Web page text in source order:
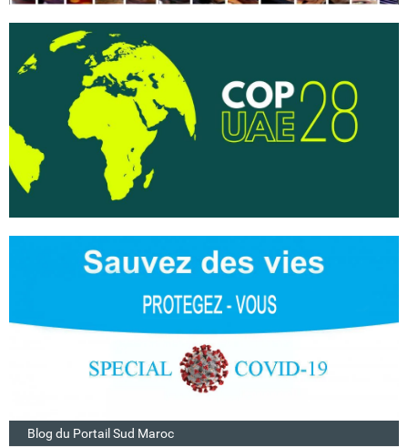
Blog du Portail Sud Maroc